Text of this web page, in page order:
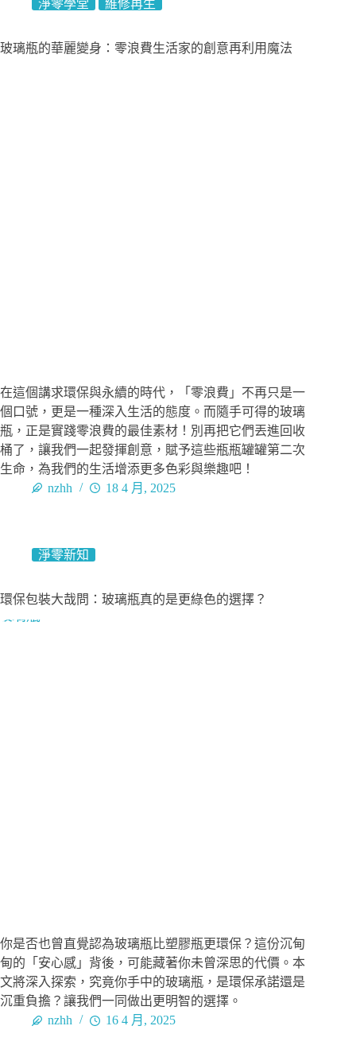
淨零學堂 維修再生
玻璃瓶的華麗變身：零浪費生活家的創意再利用魔法
在這個講求環保與永續的時代，「零浪費」不再只是一
個口號，更是一種深入生活的態度。而隨手可得的玻璃
瓶，正是實踐零浪費的最佳素材！別再把它們丟進回收
桶了，讓我們一起發揮創意，賦予這些瓶瓶罐罐第二次
生命，為我們的生活增添更多色彩與樂趣吧！
nzhh
18 4 月, 2025
淨零新知
環保包裝大哉問：玻璃瓶真的是更綠色的選擇？
你是否也曾直覺認為玻璃瓶比塑膠瓶更環保？這份沉甸
甸的「安心感」背後，可能藏著你未曾深思的代價。本
文將深入探索，究竟你手中的玻璃瓶，是環保承諾還是
沉重負擔？讓我們一同做出更明智的選擇。
nzhh
16 4 月, 2025